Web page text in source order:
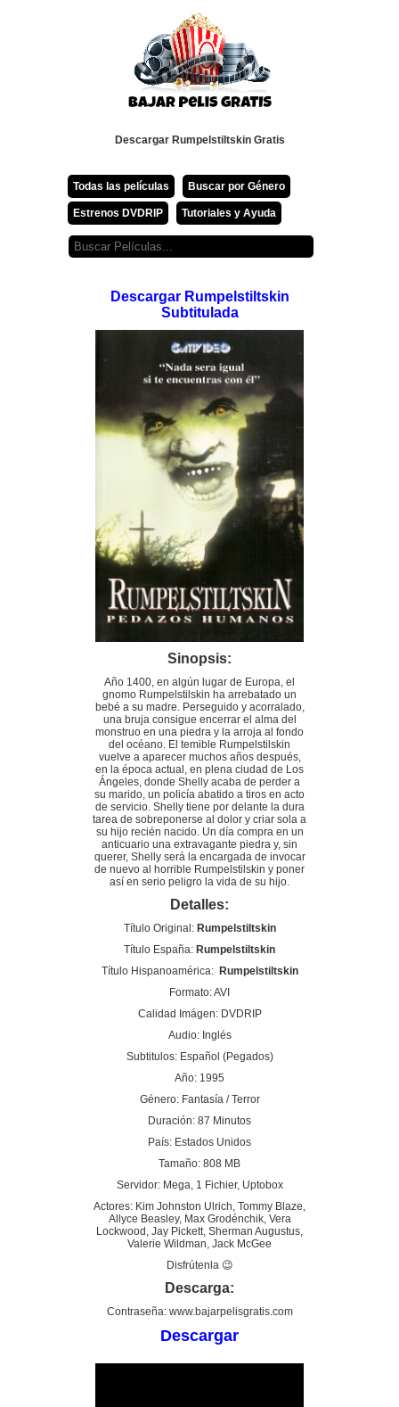
Descargar Rumpelstiltskin Gratis
Todas las películas Buscar por Género
Estrenos DVDRIP Tutoriales y Ayuda
Descargar Rumpelstiltskin
Subtitulada
Sinopsis:
Año 1400, en algún lugar de Europa, el
gnomo Rumpelstilskin ha arrebatado un
bebé a su madre. Perseguido y acorralado,
una bruja consigue encerrar el alma del
monstruo en una piedra y la arroja al fondo
del océano. El temible Rumpelstilskin
vuelve a aparecer muchos años después,
en la época actual, en plena ciudad de Los
Ángeles, donde Shelly acaba de perder a
su marido, un policía abatido a tiros en acto
de servicio. Shelly tiene por delante la dura
tarea de sobreponerse al dolor y criar sola a
su hijo recién nacido. Un día compra en un
anticuario una extravagante piedra y, sin
querer, Shelly será la encargada de invocar
de nuevo al horrible Rumpelstilskin y poner
así en serio peligro la vida de su hijo.
Detalles:
Título Original: Rumpelstiltskin
Título España: Rumpelstiltskin
Título Hispanoamérica: Rumpelstiltskin
Formato: AVI
Calidad Imágen: DVDRIP
Audio: Inglés
Subtitulos: Español (Pegados)
Año: 1995
Género: Fantasía / Terror
Duración: 87 Minutos
País: Estados Unidos
Tamaño: 808 MB
Servidor: Mega, 1 Fichier, Uptobox
Actores: Kim Johnston Ulrich, Tommy Blaze,
Allyce Beasley, Max Grodénchik, Vera
Lockwood, Jay Pickett, Sherman Augustus,
Valerie Wildman, Jack McGee
Disfrútenla 😉
Descarga:
Contraseña: www.bajarpelisgratis.com
Descargar